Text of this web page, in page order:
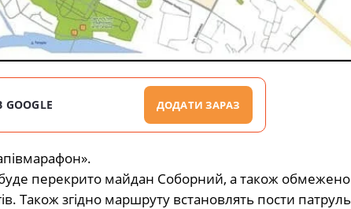
ДОДАТИ ЗАРАЗ
перекрито майдан Соборний, а також
Також згідно маршруту встановлять пости